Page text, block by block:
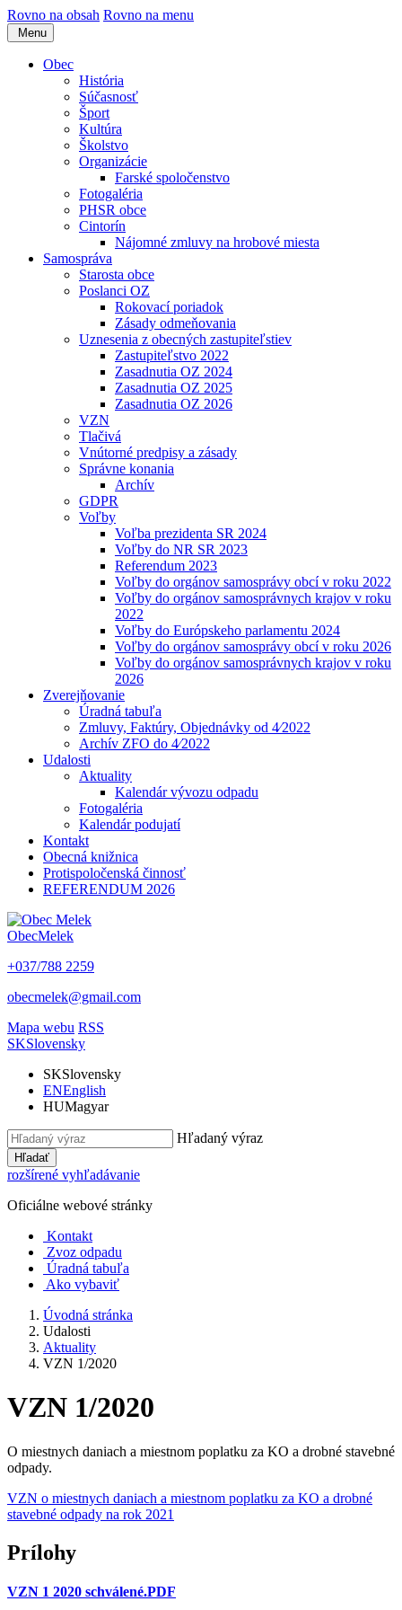
Rovno na obsah Rovno na menu
Menu
Obec
História
Súčasnosť
Šport
Kultúra
Školstvo
Organizácie
Farské spoločenstvo
Fotogaléria
PHSR obce
Cintorín
Nájomné zmluvy na hrobové miesta
Samospráva
Starosta obce
Poslanci OZ
Rokovací poriadok
Zásady odmeňovania
Uznesenia z obecných zastupiteľstiev
Zastupiteľstvo 2022
Zasadnutia OZ 2024
Zasadnutia OZ 2025
Zasadnutia OZ 2026
VZN
Tlačivá
Vnútorné predpisy a zásady
Správne konania
Archív
GDPR
Voľby
Voľba prezidenta SR 2024
Voľby do NR SR 2023
Referendum 2023
Voľby do orgánov samosprávy obcí v roku 2022
Voľby do orgánov samosprávnych krajov v roku
2022
Voľby do Európskeho parlamentu 2024
Voľby do orgánov samosprávy obcí v roku 2026
Voľby do orgánov samosprávnych krajov v roku
2026
Zverejňovanie
Úradná tabuľa
Zmluvy, Faktúry, Objednávky od 4⁄2022
Archív ZFO do 4⁄2022
Udalosti
Aktuality
Kalendár vývozu odpadu
Fotogaléria
Kalendár podujatí
Kontakt
Obecná knižnica
Protispoločenská činnosť
REFERENDUM 2026
ObecMelek
+037/788 2259
obecmelek@gmail.com
Mapa webu RSS
SKSlovensky
SKSlovensky
ENEnglish
HUMagyar
Hľadaný výraz
Hľadať
rozšírené vyhľadávanie
Oficiálne webové stránky
Kontakt
Zvoz odpadu
Úradná tabuľa
Ako vybaviť
Úvodná stránka
Udalosti
Aktuality
VZN 1/2020
VZN 1/2020
O miestnych daniach a miestnom poplatku za KO a drobné stavebné
odpady.
VZN o miestnych daniach a miestnom poplatku za KO a drobné
stavebné odpady na rok 2021
Prílohy
VZN 1 2020 schválené.PDF